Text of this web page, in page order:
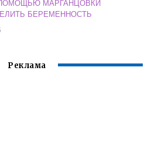
МАРГАНЦОВКИ
БЕРЕМЕННОСТЬ
Реклама